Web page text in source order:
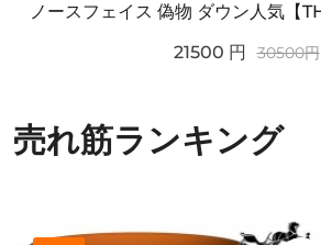
21500 円 30500円
売れ筋ランキング